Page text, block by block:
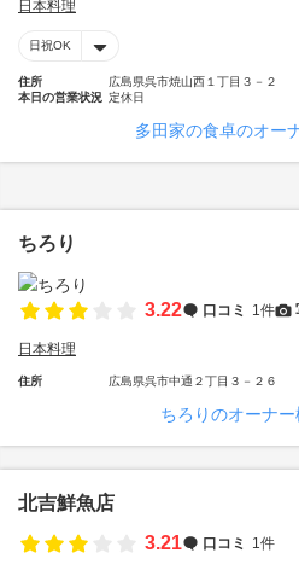
日本料理
日祝OK
住所
広島県呉市焼山西１丁目３－２
本日の営業状況 定休日
多田家の食卓のオー
ちろり
3.22 口コミ 1件
日本料理
住所 広島県呉市中通２丁目３－２６
ちろりのオーナー
北吉鮮魚店
3.21
口コミ 1件